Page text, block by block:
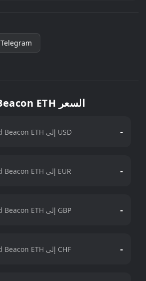
Telegram
1 Wrapped Beacon ETH السعر
1 Wrapped Beacon ETH إلى USD -
1 Wrapped Beacon ETH إلى EUR -
1 Wrapped Beacon ETH إلى GBP -
1 Wrapped Beacon ETH إلى CHF -